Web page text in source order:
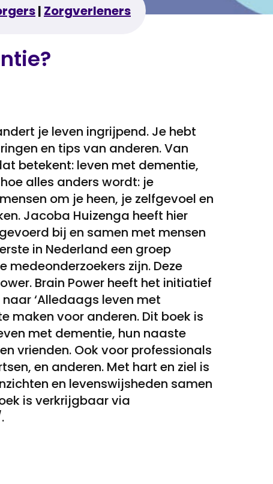
| Zorgverleners
je leven ingrijpend. Je hebt
en tips van anderen. Van
betekent: leven met dementie,
alles anders wordt: je
om je heen, je zelfgevoel en
Jacoba Huizenga heeft hier
bij en samen met mensen
in Nederland een groep
zijn. Deze
Brain Power heeft het initiatief
‘Alledaags leven met
maken voor anderen. Dit boek is
met dementie, hun naaste
vrienden. Ook voor professionals
en anderen. Met hart en ziel is
en levenswijsheden samen
is verkrijgbaar via